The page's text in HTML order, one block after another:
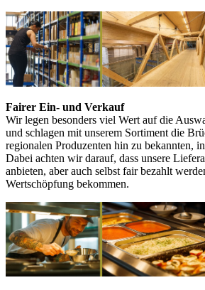
Fairer Ein- und Verkauf
Wir legen besonders viel Wert auf die
und schlagen mit unserem Sortiment die
regionalen Produzenten hin zu bekannten,
Dabei achten wir darauf, dass unsere
anbieten, aber auch selbst fair bezahlt
Wertschöpfung bekommen.